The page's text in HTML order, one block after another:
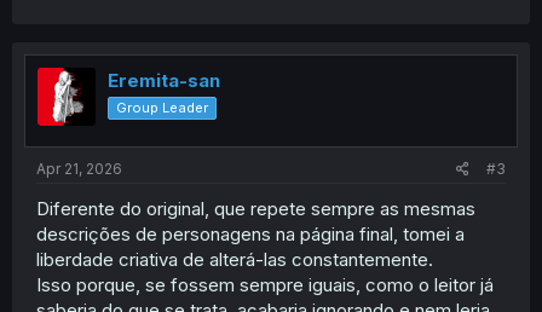
Eremita-san
Group Leader
Apr 21, 2026 #3
Diferente do original, que repete sempre as mesmas
descrições de personagens na página final, tomei a
liberdade criativa de alterá-las constantemente.
Isso porque, se fossem sempre iguais, como o leitor já